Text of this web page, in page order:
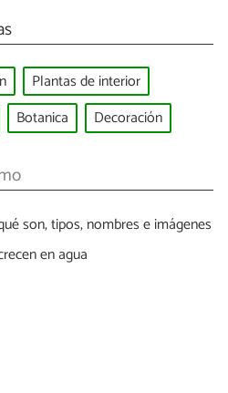
Plantas de interior
Botanica Decoración
son, tipos, nombres e imágenes
en agua